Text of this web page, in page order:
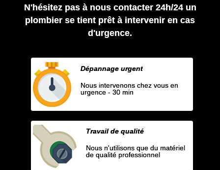
N'hésitez pas à nous contacter 24h/24 un
plombier se tient prêt à intervenir en cas
d'urgence.
Dépannage urgent
Nous intervenons chez vous en
urgence - 30 min
Travail de qualité
Nous n'utilisons que du matériel
de qualité professionnel